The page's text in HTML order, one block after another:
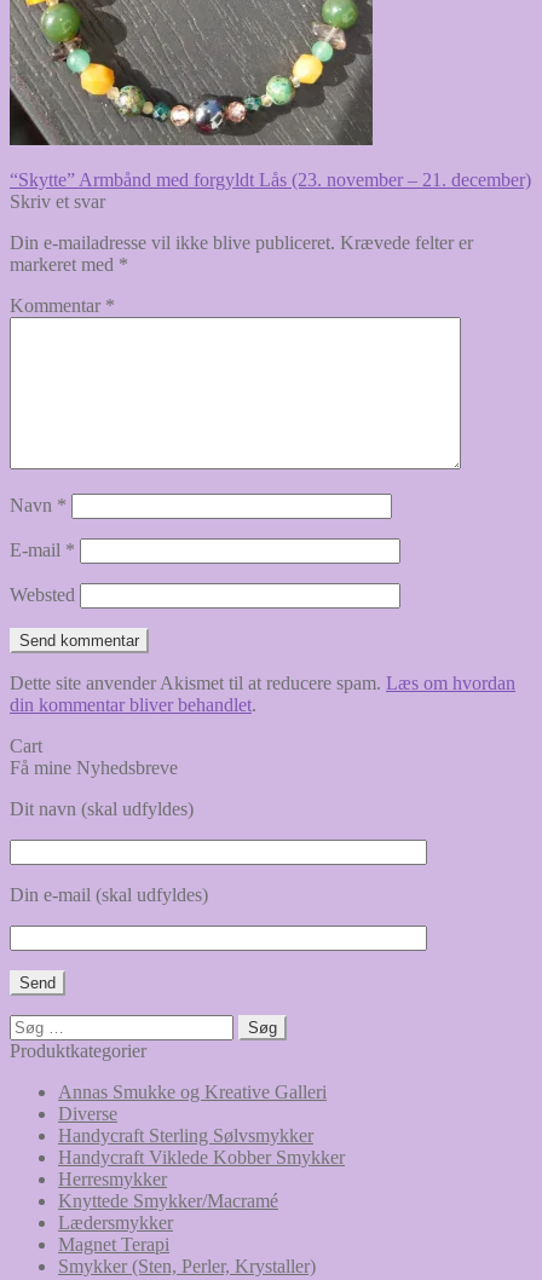
Indlægsnavigation
Forrige
indlæg:
“Skytte” Armbånd med forgyldt Lås (23. november – 21. december)
Skriv et svar
Din e-mailadresse vil ikke blive publiceret. Krævede felter er
markeret med *
Kommentar *
Navn *
E-mail *
Websted
Dette site anvender Akismet til at reducere spam. Læs om hvordan
din kommentar bliver behandlet.
Cart
Få mine Nyhedsbreve
Dit navn (skal udfyldes)
Din e-mail (skal udfyldes)
Søg
efter:
Produktkategorier
Annas Smukke og Kreative Galleri
Diverse
Handycraft Sterling Sølvsmykker
Handycraft Viklede Kobber Smykker
Herresmykker
Knyttede Smykker/Macramé
Lædersmykker
Magnet Terapi
Smykker (Sten, Perler, Krystaller)